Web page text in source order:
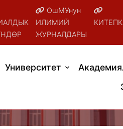
ОшМУнун
ИЛИМИЙ
ЖУРНАЛДАРЫ
Университет